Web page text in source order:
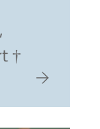
†
zum